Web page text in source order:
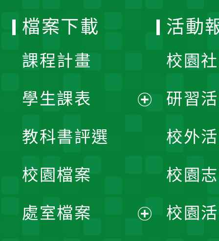
檔案下載
課程計畫
學生課表
單
教科書評選
校園檔案
處室檔案
活動
校園
研習
校外
校園
校園